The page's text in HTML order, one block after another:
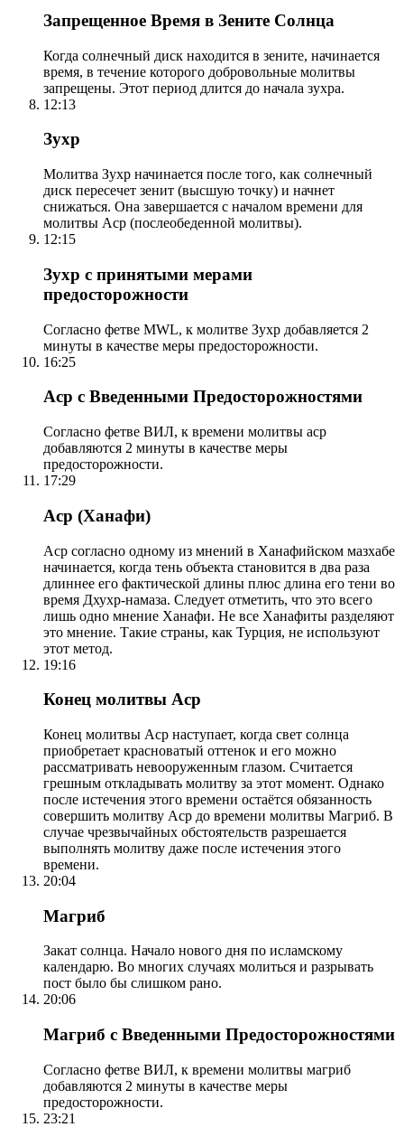
Запрещенное Время в Зените Солнца
Когда солнечный диск находится в зените, начинается
время, в течение которого добровольные молитвы
запрещены. Этот период длится до начала зухра.
12:13
Зухр
Молитва Зухр начинается после того, как солнечный
диск пересечет зенит (высшую точку) и начнет
снижаться. Она завершается с началом времени для
молитвы Аср (послеобеденной молитвы).
12:15
Зухр с принятыми мерами
предосторожности
Согласно фетве MWL, к молитве Зухр добавляется 2
минуты в качестве меры предосторожности.
16:25
Аср с Введенными Предосторожностями
Согласно фетве ВИЛ, к времени молитвы аср
добавляются 2 минуты в качестве меры
предосторожности.
17:29
Аср (Ханафи)
Аср согласно одному из мнений в Ханафийском мазхабе
начинается, когда тень объекта становится в два раза
длиннее его фактической длины плюс длина его тени во
время Дхухр-намаза. Следует отметить, что это всего
лишь одно мнение Ханафи. Не все Ханафиты разделяют
это мнение. Такие страны, как Турция, не используют
этот метод.
19:16
Конец молитвы Аср
Конец молитвы Аср наступает, когда свет солнца
приобретает красноватый оттенок и его можно
рассматривать невооруженным глазом. Считается
грешным откладывать молитву за этот момент. Однако
после истечения этого времени остаётся обязанность
совершить молитву Аср до времени молитвы Магриб. В
случае чрезвычайных обстоятельств разрешается
выполнять молитву даже после истечения этого
времени.
20:04
Магриб
Закат солнца. Начало нового дня по исламскому
календарю. Во многих случаях молиться и разрывать
пост было бы слишком рано.
20:06
Магриб с Введенными Предосторожностями
Согласно фетве ВИЛ, к времени молитвы магриб
добавляются 2 минуты в качестве меры
предосторожности.
23:21